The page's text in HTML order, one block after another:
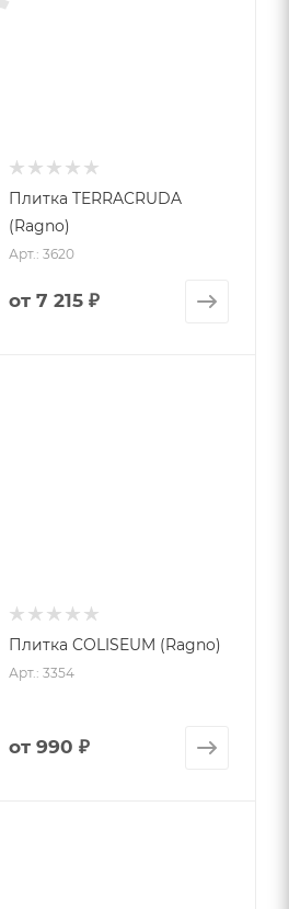
Плитка TERRACRUDA
(Ragno)
Арт.: 3620
от7 215 ₽
Плитка COLISEUM (Ragno)
Арт.: 3354
от990 ₽